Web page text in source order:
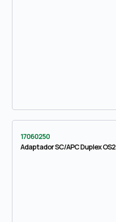
17060250
Adaptador SC/APC Duplex OS2